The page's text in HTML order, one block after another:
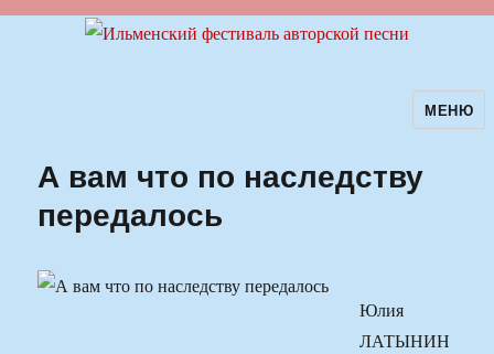
Ильменский фестиваль авторскойМЕНЮ
А вам что по наследству
передалось
Юлия
ЛАТЫНИН